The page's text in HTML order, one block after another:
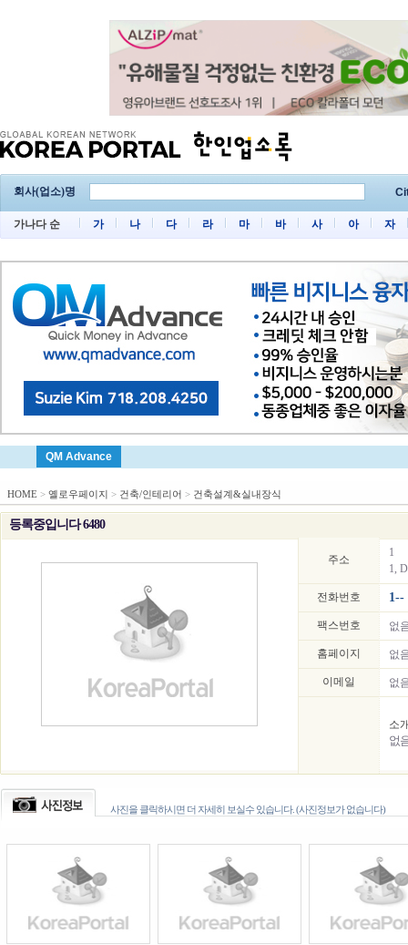
회사(업소)명
가나다 순 가 나 다 라 마 바 사 아 자
QM Advance
HOME > 옐로우페이지 > 건축/인테리어 > 건축설계&실내장식
등록중입니다 6480
주소
1
1,
전화번호 1--
팩스번호 없
홈페이지 없
이메일 없
소
없
사진을 클릭하시면 더 자세히 보실수 있습니다. (사진정보가 없습니다)